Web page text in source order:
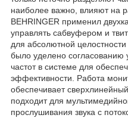
наиболее важно, влияют на
BEHRINGER применил
управлять сабвуфером и
для абсолютной
было уделено согласованию
частот в системе для
эффективности. Работа
обеспечивает
подходит для
прослушивания звука с